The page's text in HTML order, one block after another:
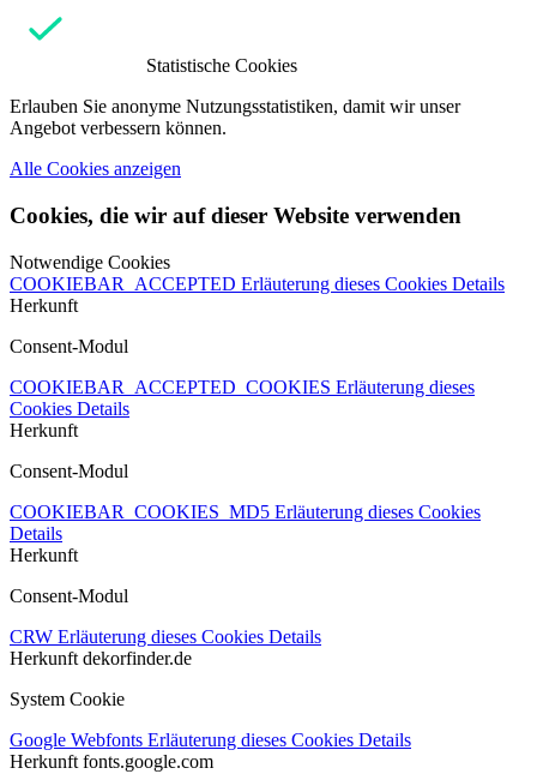
Statistische Cookies
Erlauben Sie anonyme Nutzungsstatistiken, damit wir unser
Angebot verbessern können.
Alle Cookies anzeigen
Cookies, die wir auf dieser Website verwenden
Notwendige Cookies
COOKIEBAR_ACCEPTED Erläuterung dieses Cookies Details
Herkunft
Consent-Modul
COOKIEBAR_ACCEPTED_COOKIES Erläuterung dieses
Cookies Details
Herkunft
Consent-Modul
COOKIEBAR_COOKIES_MD5 Erläuterung dieses Cookies
Details
Herkunft
Consent-Modul
CRW Erläuterung dieses Cookies Details
Herkunft dekorfinder.de
System Cookie
Google Webfonts Erläuterung dieses Cookies Details
Herkunft fonts.google.com